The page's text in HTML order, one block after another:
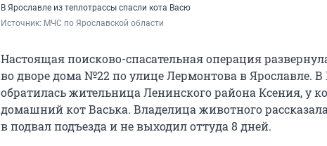
В Ярославле из теплотрассы спасли кота Васю
Источник: МЧС по Ярославской области
Настоящая поисково-спасательная операция
во дворе дома №22 по улице Лермонтова в Ярославле.
обратилась жительница Ленинского района Ксения, у
домашний кот Васька. Владелица животного
в подвал подъезда и не выходил оттуда 8 дней.